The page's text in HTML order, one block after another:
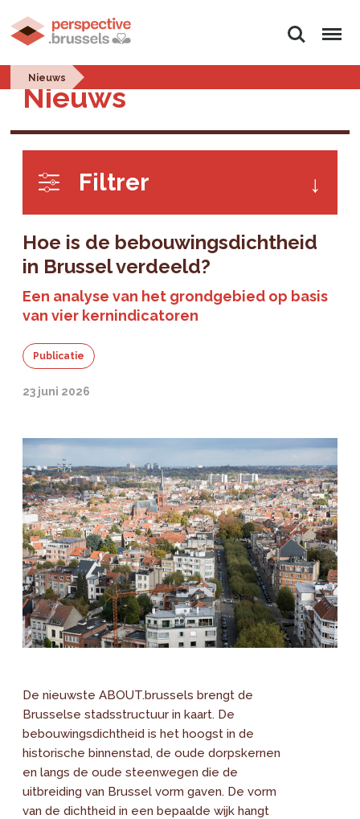
Zoeken Menu
Nieuws
Nieuws
Filtrer
Hoe is de bebouwingsdichtheid
in Brussel verdeeld?
Een analyse van het grondgebied op basis
van vier kernindicatoren
Publicatie
23 juni 2026
De nieuwste ABOUT.brussels brengt de
Brusselse stadsstructuur in kaart. De
bebouwingsdichtheid is het hoogst in de
historische binnenstad, de oude dorpskernen
en langs de oude steenwegen die de
uitbreiding van Brussel vorm gaven. De vorm
van de dichtheid in een bepaalde wijk hangt